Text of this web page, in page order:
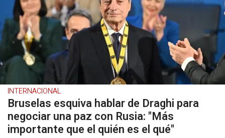
INTERNACIONAL
Bruselas esquiva hablar de Draghi para
negociar una paz con Rusia: "Más
importante que el quién es el qué"